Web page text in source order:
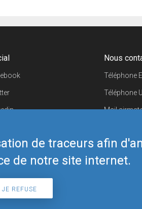
de traceurs afin
de notre site internet.
JE REFUSE
Nous
Téléphone
Téléphone
Mail